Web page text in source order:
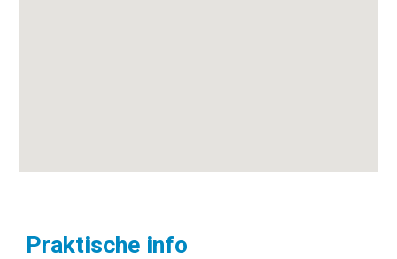
Praktische info